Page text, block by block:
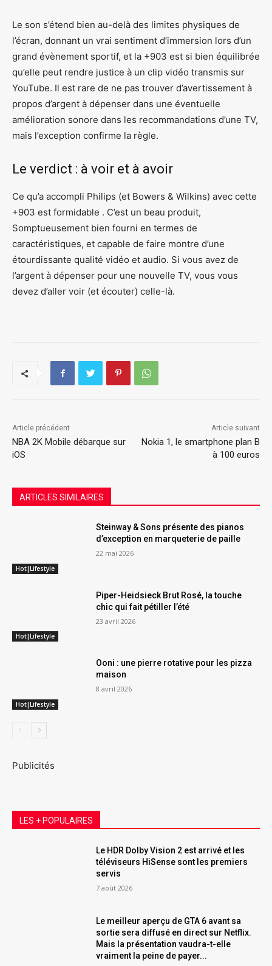
Le son s’étend bien au-delà des limites physiques de
l’écran, donnant un vrai sentiment d’immersion lors d’un
grand évènement sportif, et la +903 est si bien équilibrée
qu’elle peut rendre justice à un clip vidéo transmis sur
YouTube. Il est rare de ne pas trouver d’avertissement à
propos d’argent à dépenser dans une éventuelle
amélioration sonore dans les recommandations d’une TV,
mais l’exception confirme la règle.
Le verdict : à voir et à avoir
Ce qu’a accompli Philips (et Bowers & Wilkins) avec cette
+903 est formidable . C’est un beau produit,
Somptueusement bien fourni en termes de
caractéristiques, et capable de faire montre d’une
étourdissante qualité vidéo et audio. Si vous avez de
l’argent à dépenser pour une nouvelle TV, vous vous
devez d’aller voir (et écouter) celle-là.
Article précédent
NBA 2K Mobile débarque sur
iOS
Article suivant
Nokia 1, le smartphone plan B
à 100 euros
ARTICLES SIMILAIRES
Hot|Lifestyle
Steinway & Sons présente des pianos
d’exception en marqueterie de paille
22 mai 2026
Hot|Lifestyle
Piper-Heidsieck Brut Rosé, la touche
chic qui fait pétiller l’été
23 avril 2026
Hot|Lifestyle
Ooni : une pierre rotative pour les pizza
maison
8 avril 2026
Publicités
LES + POPULAIRES
Le HDR Dolby Vision 2 est arrivé et les
téléviseurs HiSense sont les premiers
servis
7 août 2026
Le meilleur aperçu de GTA 6 avant sa
sortie sera diffusé en direct sur Netflix.
Mais la présentation vaudra-t-elle
vraiment la peine de payer...